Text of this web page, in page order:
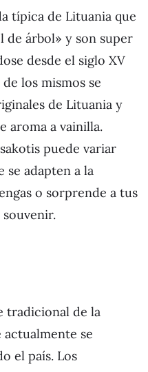
típica de Lituania que
de árbol» y son super
desde el siglo XV
los mismos se
de Lituania y
aroma a vainilla.
puede variar
se adapten a la
o sorprende a tus
tradicional de la
actualmente se
el país. Los